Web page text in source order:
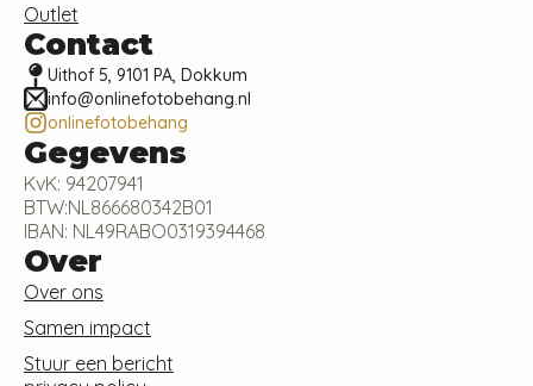
Outlet
Contact
Uithof 5, 9101 PA, Dokkum
info@onlinefotobehang.nl
onlinefotobehang
Gegevens
KvK: 94207941
BTW:NL866680342B01
IBAN: NL49RABO0319394468
Over
Over ons
Samen impact
Stuur een bericht